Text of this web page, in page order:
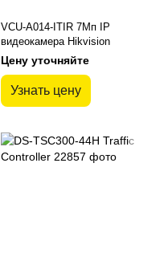
VCU-A014-ITIR 7Мп IP
видеокамера Hikvision
Цену уточняйте
Узнать цену